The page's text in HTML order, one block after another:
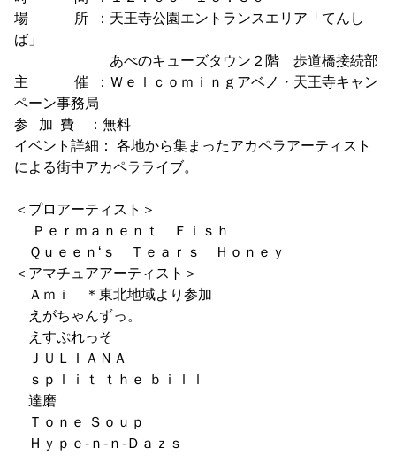
場 所 ：天王寺公園エントランスエリア「てんし
ば」
あべのキューズタウン２階 歩道橋接続部
主 催 ：Ｗｅｌｃｏｍｉｎｇアベノ・天王寺キャン
ペーン事務局
参 加 費 ：無料
イベント詳細： 各地から集まったアカペラアーティスト
による街中アカペラライブ。
＜プロアーティスト＞
Ｐｅｒｍａｎｅｎｔ Ｆｉｓｈ
Ｑｕｅｅｎ‘ｓ Ｔｅａｒｓ Ｈｏｎｅｙ
＜アマチュアアーティスト＞
Ａｍｉ ＊東北地域より参加
えがちゃんずっ。
えすぷれっそ
ＪＵＬＩＡＮＡ
ｓｐｌｉｔ ｔｈｅ ｂｉｌｌ
達磨
Ｔｏｎｅ Ｓｏｕｐ
Ｈｙｐｅ-ｎ-ｎ-Ｄａｚｓ